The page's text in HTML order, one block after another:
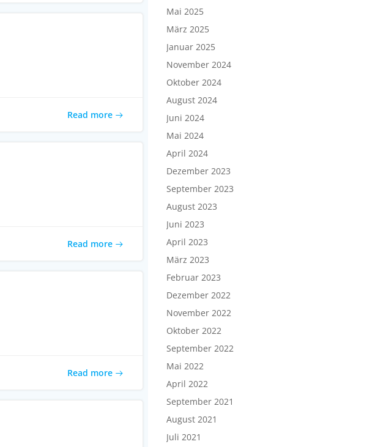
Read more
Read more
Read more
Mai 2025
März 2025
Januar 2025
November 2024
Oktober 2024
August 2024
Juni 2024
Mai 2024
April 2024
Dezember 2023
September 2023
August 2023
Juni 2023
April 2023
März 2023
Februar 2023
Dezember 2022
November 2022
Oktober 2022
September 2022
Mai 2022
April 2022
September 2021
August 2021
Juli 2021